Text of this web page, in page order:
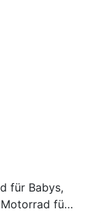
für Babys,
für